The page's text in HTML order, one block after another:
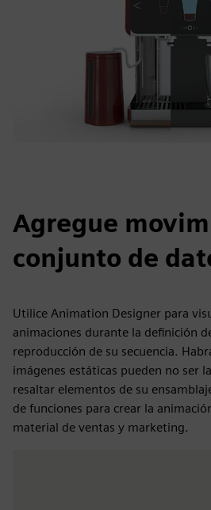
Agregue
conjunto de
Utilice Animation Designer para
animaciones durante la definición
reproducción de su secuencia.
imágenes estáticas pueden no ser
resaltar elementos de su
de funciones para crear la
material de ventas y marketing.